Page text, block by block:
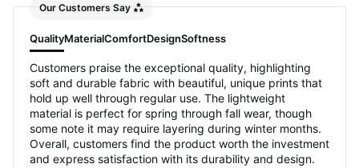
Our Customers Say
QualityMaterialComfortDesignSoftness
Customers praise the exceptional quality, highlighting
soft and durable fabric with beautiful, unique prints that
hold up well through regular use. The lightweight
material is perfect for spring through fall wear, though
some note it may require layering during winter months.
Overall, customers find the product worth the investment
and express satisfaction with its durability and design.